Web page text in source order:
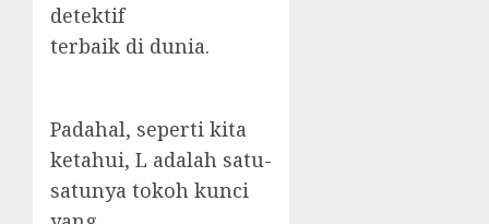
detektif
terbaik di dunia.
Padahal, seperti kita
ketahui, L adalah satu-
satunya tokoh kunci